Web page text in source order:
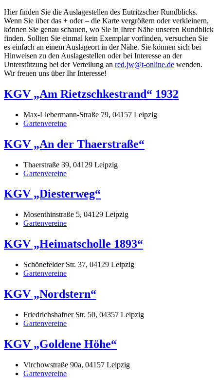
Hier finden Sie die Auslagestellen des Eutritzscher Rundblicks.
Wenn Sie über das + oder – die Karte vergrößern oder verkleinern,
können Sie genau schauen, wo Sie in Ihrer Nähe unseren Rundblick
finden. Sollten Sie einmal kein Exemplar vorfinden, versuchen Sie
es einfach an einem Auslageort in der Nähe. Sie können sich bei
Hinweisen zu den Auslagestellen oder bei Interesse an der
Unterstützung bei der Verteilung an red.jw@t-online.de wenden.
Wir freuen uns über Ihr Interesse!
KGV „Am Rietzschkestrand“ 1932
Max-Liebermann-Straße 79, 04157 Leipzig
Gartenvereine
KGV „An der Thaerstraße“
Thaerstraße 39, 04129 Leipzig
Gartenvereine
KGV „Diesterweg“
Mosenthinstraße 5, 04129 Leipzig
Gartenvereine
KGV „Heimatscholle 1893“
Schönefelder Str. 37, 04129 Leipzig
Gartenvereine
KGV „Nordstern“
Friedrichshafner Str. 50, 04357 Leipzig
Gartenvereine
KGV „Goldene Höhe“
Virchowstraße 90a, 04157 Leipzig
Gartenvereine